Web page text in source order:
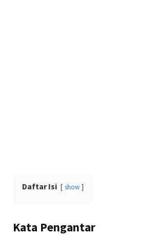
Daftar Isi show
Kata Pengantar